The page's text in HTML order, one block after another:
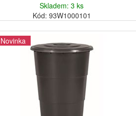
Skladem: 3 ks
Kód: 93W1000101
Novinka